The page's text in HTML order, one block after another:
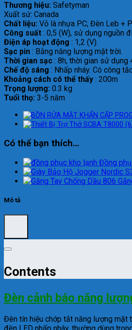
Thương hiệu: Safetyman
Xuất sứ: Canada
Chất liệu: Vỏ là nhựa PC; Đèn Leb +
Công suất : 0,5 (W), sử dụng nguồn
Điện áp hoạt động : 1,2 (V).
Sạc pin : Bằng năng lượng mặt trời.
Thời gian sạc : 8h, thời gian sử dụng
Chế độ sáng : Nhấp nháy. Có công
Khoảng cách có thể thấy : 200m
Trọng lượng: 0.3 kg
Tuổi thọ: 3-5 năm
Có thể bạn thích…
Đồng
Mô tả
Contents
Đèn cảnh báo năng
Đèn tín hiệu chớp tắt năng lượng mặt